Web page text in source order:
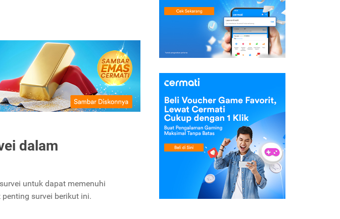
dalam
untuk dapat memenuhi
survei berikut ini.